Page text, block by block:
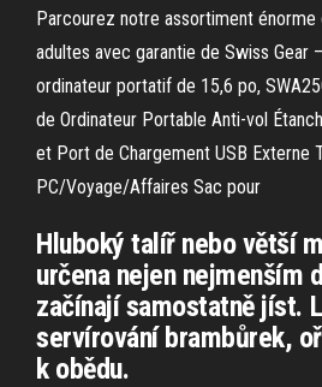
Parcourez notre assortiment énorme
adultes avec garantie de Swiss Gear
ordinateur portatif de 15,6 po,
de Ordinateur Portable Anti-vol
et Port de Chargement USB Externe
PC/Voyage/Affaires Sac pour
Hluboký talíř nebo větší
určena nejen nejmenším
začínají samostatně jíst.
servírování brambůrek,
k obědu.